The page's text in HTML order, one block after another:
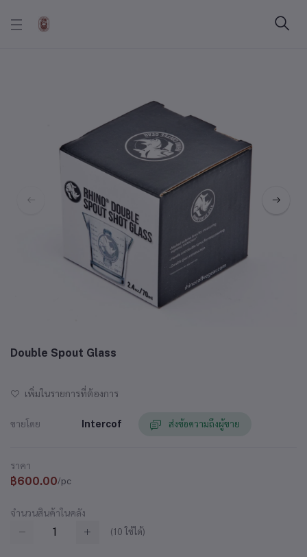
Double Spout Glass
เพิ่มในรายการที่ต้องการ
ขายโดย Intercof ส่งข้อความถึงผู้ขาย
ราคา
฿600.00/pc
จำนวนสินค้าในคลัง
(10 ใช้ได้)